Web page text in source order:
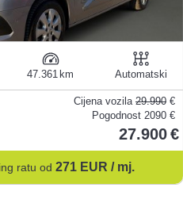
47.361 Automatski
Cijena vozila 29.990 €
Pogodnost 2090 €
27.900
ratu od 271 EUR / mj.